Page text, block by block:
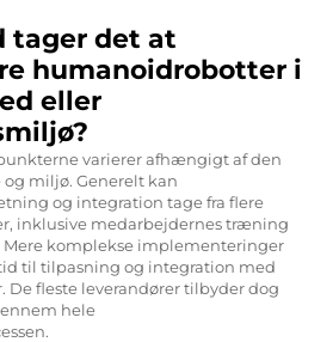
tager det at
humanoidrobotter i
eller
varierer afhængigt af den
miljø. Generelt kan
og integration tage fra flere
inklusive medarbejdernes træning
komplekse implementeringer
til tilpasning og integration med
De fleste leverandører tilbyder dog
hele